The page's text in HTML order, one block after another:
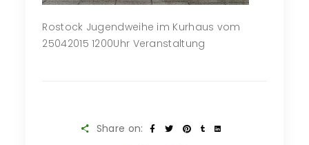
Rostock Jugendweihe im Kurhaus vom
25042015 1200Uhr Veranstaltung
Share on: